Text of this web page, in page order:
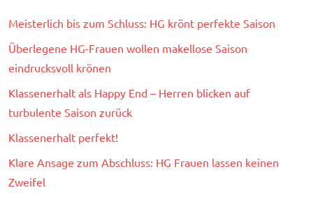
Meisterlich bis zum Schluss: HG krönt perfekte Saison
Überlegene HG-Frauen wollen makellose Saison
eindrucksvoll krönen
Klassenerhalt als Happy End – Herren blicken auf
turbulente Saison zurück
Klassenerhalt perfekt!
Klare Ansage zum Abschluss: HG Frauen lassen keinen
Zweifel